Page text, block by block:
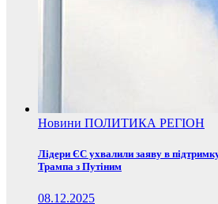
Новини ПОЛИТИКА РЕГІОН
Лідери ЄС ухвалили заяву в
Трампа з Путіним
08.12.2025